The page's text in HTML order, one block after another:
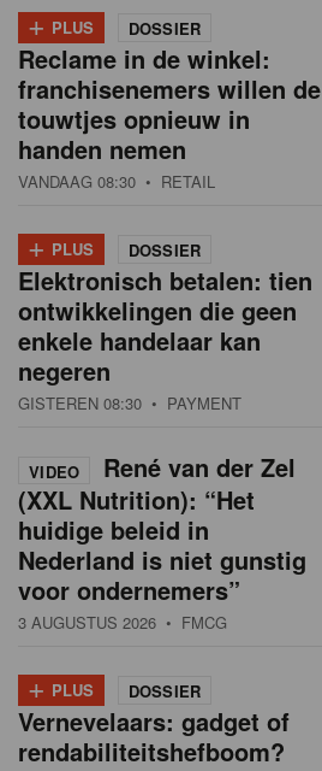
+ PLUS DOSSIER
Reclame in de winkel:
franchisenemers willen de
touwtjes opnieuw in
handen nemen
VANDAAG 08:30 • RETAIL
+ PLUS DOSSIER
Elektronisch betalen: tien
ontwikkelingen die geen
enkele handelaar kan
negeren
GISTEREN 08:30 • PAYMENT
VIDEO
René van der Zel
(XXL Nutrition): “Het
huidige beleid in
Nederland is niet gunstig
voor ondernemers”
3 AUGUSTUS 2026 • FMCG
+ PLUS DOSSIER
Vernevelaars: gadget of
rendabiliteitshefboom?